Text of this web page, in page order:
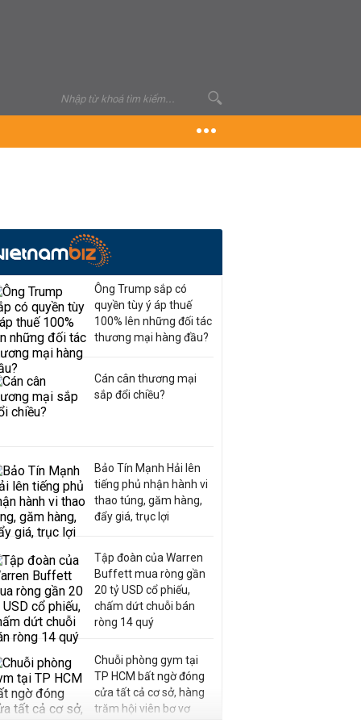
Ông Trump sắp có
quyền tùy ý áp thuế
100% lên những đối tác
thương mại hàng đầu?
Cán cân thương mại
sắp đổi chiều?
Bảo Tín Mạnh Hải lên
tiếng phủ nhận hành vi
thao túng, găm hàng,
đẩy giá, trục lợi
Tập đoàn của Warren
Buffett mua ròng gần
20 tỷ USD cổ phiếu,
chấm dứt chuỗi bán
ròng 14 quý
Chuỗi phòng gym tại
TP HCM bất ngờ đóng
cửa tất cả cơ sở, hàng
trăm hội viên bơ vơ